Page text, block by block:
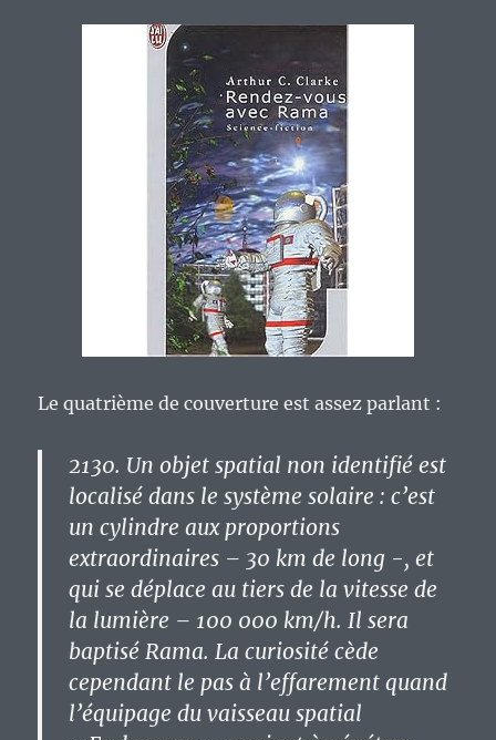
Le quatrième de couverture est assez parlant :
2130. Un objet spatial non identifié est
localisé dans le système solaire : c’est
un cylindre aux proportions
extraordinaires – 30 km de long -, et
qui se déplace au tiers de la vitesse de
la lumière – 100 000 km/h. Il sera
baptisé Rama. La curiosité cède
cependant le pas à l’effarement quand
l’équipage du vaisseau spatial